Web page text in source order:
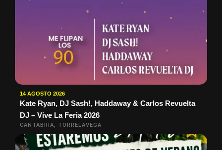
14 AGOSTO 2026
Kate Ryan, DJ Sash!, Haddaway & Carlos Revuelta
DJ – Vive La Feria 2026
CANTABRIA, TORRELAVEGA